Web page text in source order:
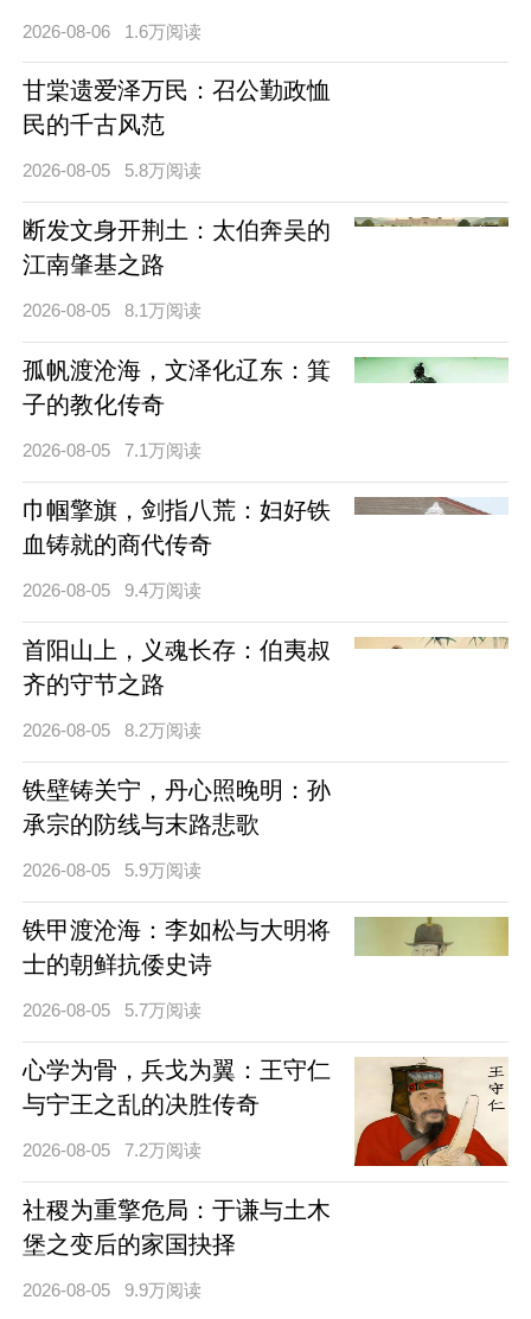
2026-08-06 1.6万阅读
甘棠遗爱泽万民：召公勤政恤
民的千古风范
2026-08-05 5.8万阅读
断发文身开荆土：太伯奔吴的
江南肇基之路
2026-08-05 8.1万阅读
孤帆渡沧海，文泽化辽东：箕
子的教化传奇
2026-08-05 7.1万阅读
巾帼擎旗，剑指八荒：妇好铁
血铸就的商代传奇
2026-08-05 9.4万阅读
首阳山上，义魂长存：伯夷叔
齐的守节之路
2026-08-05 8.2万阅读
铁壁铸关宁，丹心照晚明：孙
承宗的防线与末路悲歌
2026-08-05 5.9万阅读
铁甲渡沧海：李如松与大明将
士的朝鲜抗倭史诗
2026-08-05 5.7万阅读
心学为骨，兵戈为翼：王守仁
与宁王之乱的决胜传奇
2026-08-05 7.2万阅读
社稷为重擎危局：于谦与土木
堡之变后的家国抉择
2026-08-05 9.9万阅读